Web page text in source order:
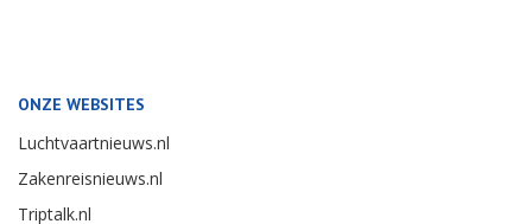
ONZE WEBSITES
Luchtvaartnieuws.nl
Zakenreisnieuws.nl
Triptalk.nl